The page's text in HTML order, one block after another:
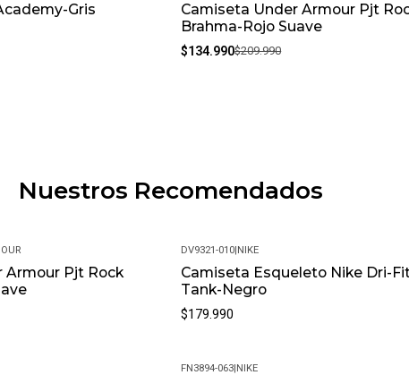
Gris -36%
Camiseta Under Armour Pjt
Brahma-Rojo Suave
$134.990$209.990
Nuestros Recomendados
Armour Pjt Rock
DV9321-010|NIKE
Camiseta Esqueleto Nike Dri-
Tank-Negro
$179.990
FN3894-063|NIKE